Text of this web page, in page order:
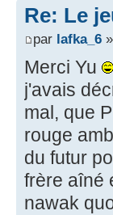
Re: Le
par lafka_6
Merci Yu
j'avais
mal, que
rouge
du futur
frère aîné
nawak